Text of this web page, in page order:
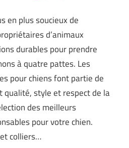
en plus soucieux de
d’animaux
durables pour prendre
à quatre pattes. Les
pour chiens font partie de
qualité, style et respect de la
des meilleurs
pour votre chien.
colliers…